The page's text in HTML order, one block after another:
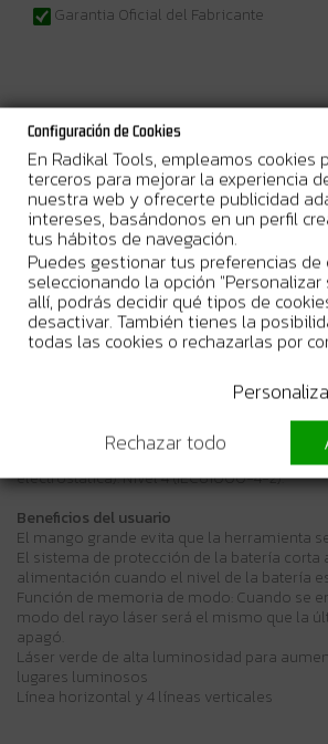
Garantia Oficial del Fabricante
Más Información
12Vmax • 10mLáser a batería de líneas
Descripción
Láser de línea cruzada autonivelante con
verticales y una horizontal que pueden
juntas. Visibilidad de 10 metros. Todas las
manejar desde un solo botón. El láser es
agua con clasificación IP54. Sin batería, sin
básico
Función de memoria de modo: Cuando se
láser será el mismo que la última vez que
para evitar que la herramienta se caiga. La
amortiguadora minimiza la vibración de la
el transporte. Medidas de protección ESD
electrostática): Nivel 4 (IEC61000-4-2).
Beneficios del usuario
El mango grande evita que la herramienta
El sistema de protección de la batería
alimentación cuando el nivel de la batería
Función de memoria de modo: Cuando se
modo del rayo láser será el mismo que la
apagó.
Láser verde de alta luminosidad para
lugares luminosos
Línea horizontal y 4 líneas verticales
Configuración de Cookies
En Radikal Tools, empleamos cookies
terceros para mejorar la experiencia
nuestra web y ofrecerte publicidad
intereses, basándonos en un perfil
tus hábitos de navegación.
Puedes gestionar tus preferencias de
seleccionando la opción "Personalizar
allí, podrás decidir qué tipos de
desactivar. También tienes la
todas las cookies o rechazarlas por
Rechazar todo